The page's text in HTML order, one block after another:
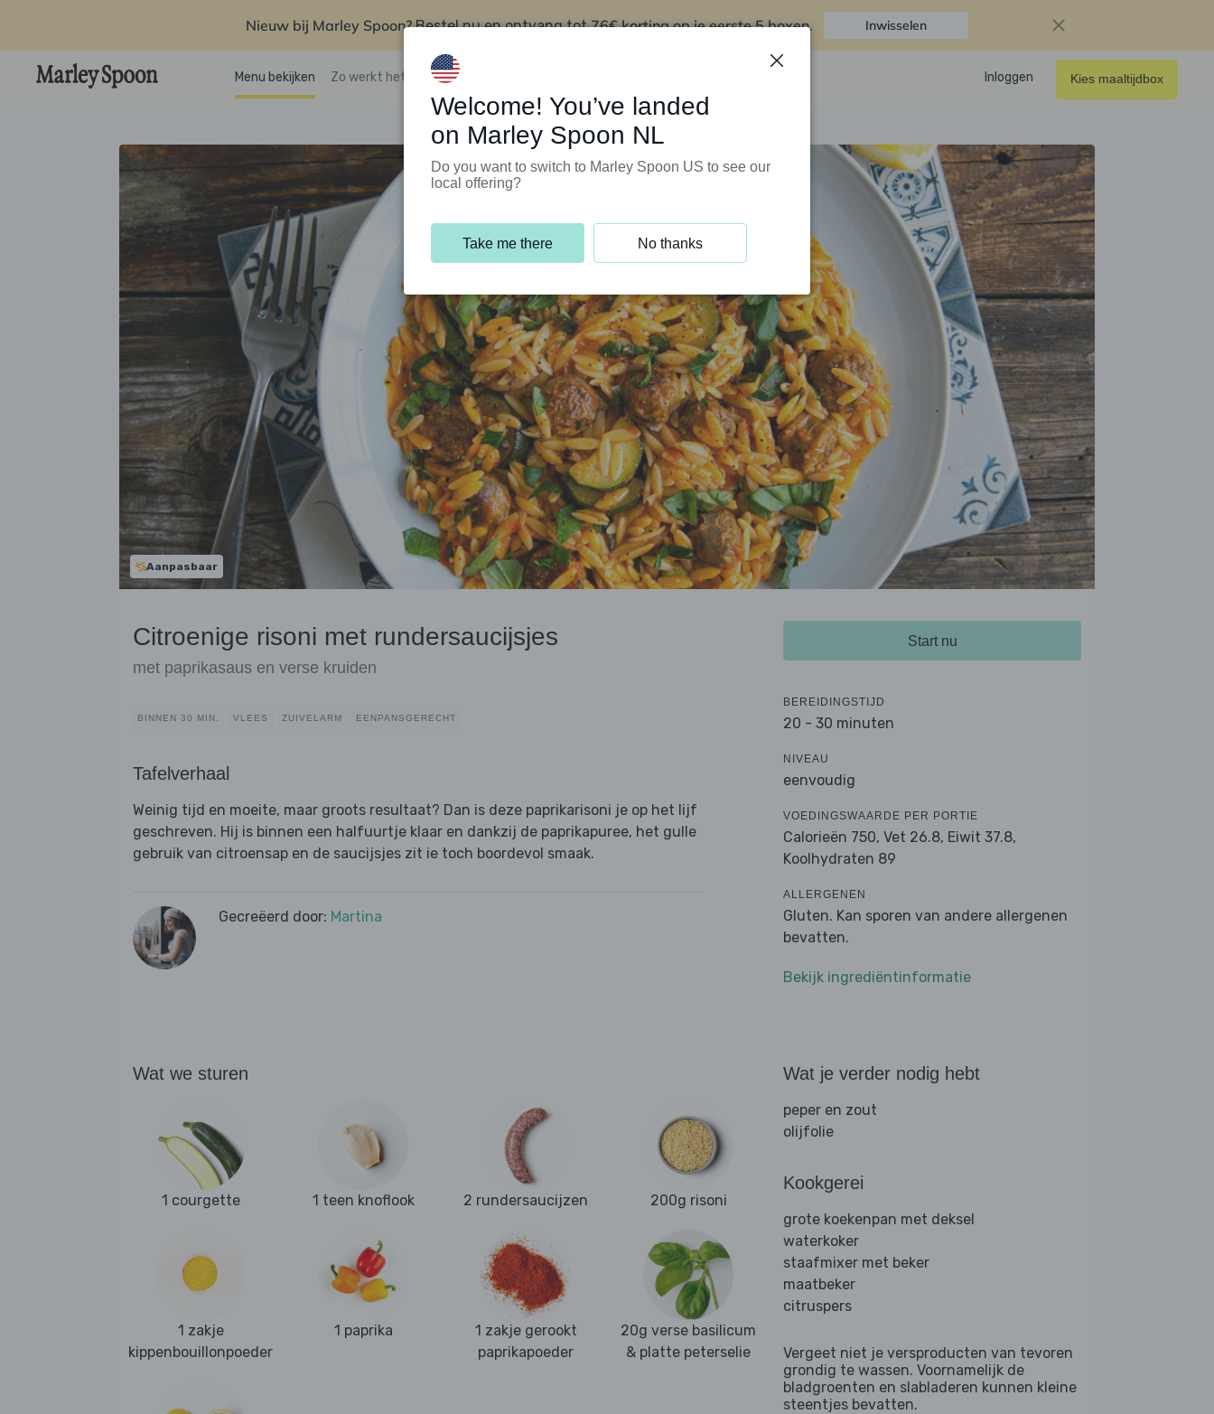
Nieuw bij Marley Spoon?Bestel nu en ontvang tot76€ korting op je eerste 5 boxen. Inwisselen
Menu bekijken Zo werkt het Klantenservice Inloggen Kies maaltijdbox
Aanpasbaar
Citroenige risoni met rundersaucijsjes
met paprikasaus en verse kruiden
BINNEN 30 MIN. VLEES ZUIVELARM EENPANSGERECHT
Tafelverhaal
Weinig tijd en moeite, maar groots resultaat? Dan is deze paprikarisoni je op het lijf
geschreven. Hij is binnen een halfuurtje klaar en dankzij de paprikapuree, het gulle
gebruik van citroensap en de saucijsjes zit ie toch boordevol smaak.
Gecreëerd door: Martina
Start nu
BEREIDINGSTIJD
20 - 30 minuten
NIVEAU
eenvoudig
VOEDINGSWAARDE PER PORTIE
Calorieën 750, Vet 26.8, Eiwit 37.8,
Koolhydraten 89
ALLERGENEN
Gluten. Kan sporen van andere allergenen
bevatten.
Bekijk ingrediëntinformatie
Wat we sturen
1 courgette 1 teen knoflook 2 rundersaucijzen 200g risoni
1 zakje
kippenbouillonpoeder
1 paprika
1 zakje gerookt
paprikapoeder
20g verse basilicum
& platte peterselie
Wat je verder nodig hebt
peper en zout
olijfolie
Kookgerei
grote koekenpan met deksel
waterkoker
staafmixer met beker
maatbeker
citruspers
Vergeet niet je versproducten van tevoren
grondig te wassen. Voornamelijk de
bladgroenten en slabladeren kunnen kleine
steentjes bevatten.
Welcome! You’ve landed
on Marley Spoon NL
Do you want to switch to Marley Spoon US to see our
local offering?
Take me there No thanks